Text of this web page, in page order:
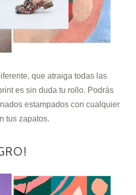
que atraiga todas las
es sin duda tu rollo. Podrás
estampados con cualquier
tus zapatos.